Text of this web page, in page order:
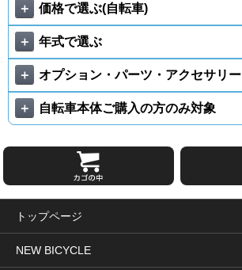
＋ 価格で選ぶ(自転車)
＋ 年式で選ぶ
＋ オプション・パーツ・アクセサリー
＋ 自転車本体ご購入の方のみ対象
トップページ
NEW BICYCLE